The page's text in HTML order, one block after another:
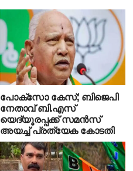
പോക്‌സോ കേസ്; ബിജെപി
നേതാവ് ബി.എസ്
യെദ്യൂരപ്പക്ക് സമന്‍സ്
അയച്ച് പ്രത്യേക കോടതി